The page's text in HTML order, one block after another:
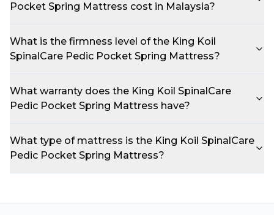
Pocket Spring Mattress cost in Malaysia?
What is the firmness level of the King Koil
SpinalCare Pedic Pocket Spring Mattress?
What warranty does the King Koil SpinalCare
Pedic Pocket Spring Mattress have?
What type of mattress is the King Koil SpinalCare
Pedic Pocket Spring Mattress?